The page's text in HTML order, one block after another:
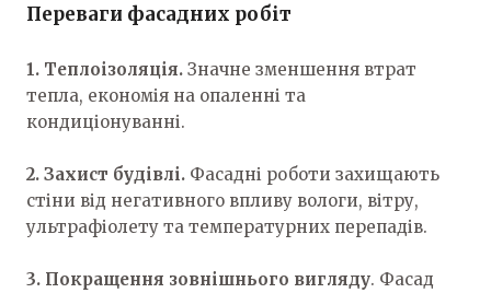
Переваги фасадних робіт
1. Теплоізоляція. Значне зменшення втрат
тепла, економія на опаленні та
кондиціонуванні.
2. Захист будівлі. Фасадні роботи захищають
стіни від негативного впливу вологи, вітру,
ультрафіолету та температурних перепадів.
3. Покращення зовнішнього вигляду. Фасад